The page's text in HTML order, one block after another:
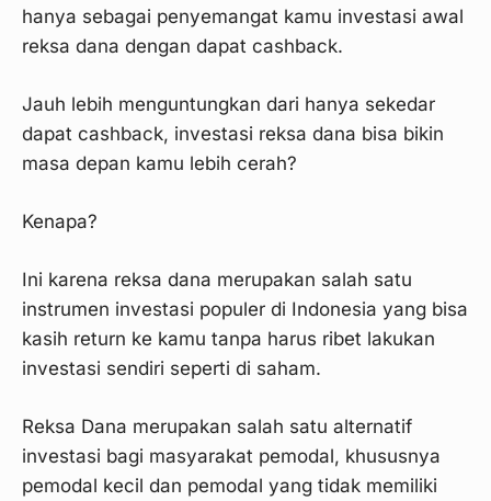
hanya sebagai penyemangat kamu investasi awal
reksa dana dengan dapat cashback.
Jauh lebih menguntungkan dari hanya sekedar
dapat cashback, investasi reksa dana bisa bikin
masa depan kamu lebih cerah?
Kenapa?
Ini karena reksa dana merupakan salah satu
instrumen investasi populer di Indonesia yang bisa
kasih return ke kamu tanpa harus ribet lakukan
investasi sendiri seperti di saham.
Reksa Dana merupakan salah satu alternatif
investasi bagi masyarakat pemodal, khususnya
pemodal kecil dan pemodal yang tidak memiliki